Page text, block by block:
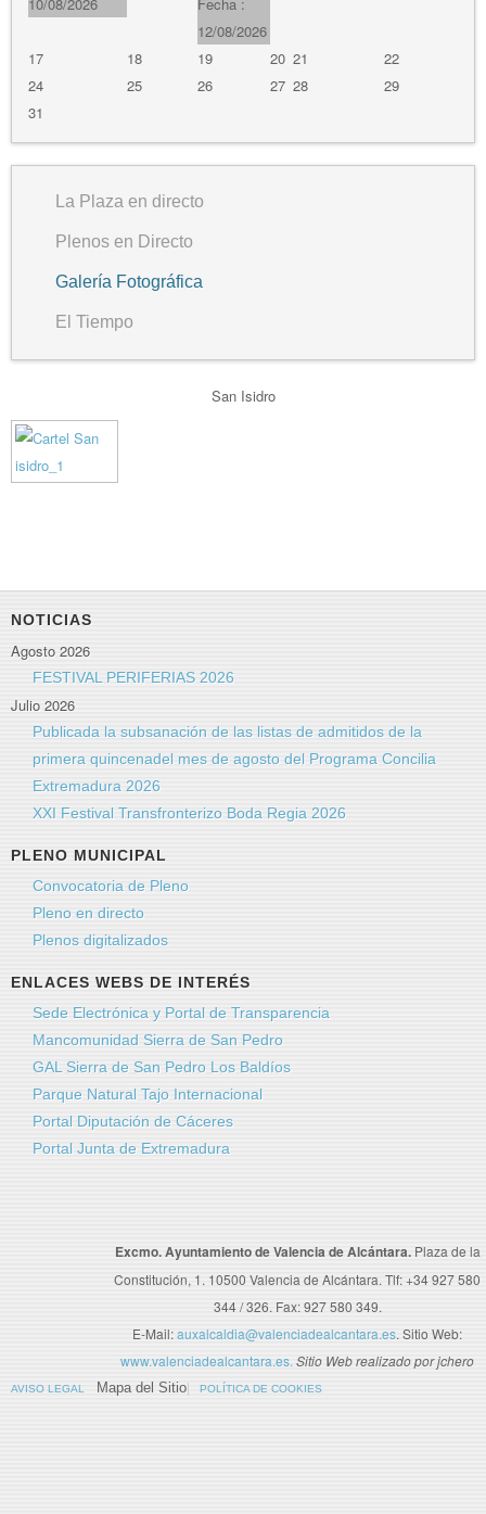
12/08/2026
17 18 19 20 21
22
24
25 26 27 28
29
31
La Plaza en directo
Plenos en Directo
Galería Fotográfica
El Tiempo
San Isidro
NOTICIAS
Agosto 2026
FESTIVAL PERIFERIAS 2026
Julio 2026
Publicada la subsanación de las listas de admitidos de la
primera quincenadel mes de agosto del Programa Concilia
Extremadura 2026
XXI Festival Transfronterizo Boda Regia 2026
PLENO MUNICIPAL
Convocatoria de Pleno
Pleno en directo
Plenos digitalizados
ENLACES WEBS DE INTERÉS
Sede Electrónica y Portal de Transparencia
Mancomunidad Sierra de San Pedro
GAL Sierra de San Pedro Los Baldíos
Parque Natural Tajo Internacional
Portal Diputación de Cáceres
Portal Junta de Extremadura
Excmo. Ayuntamiento de Valencia de Alcántara. Plaza de la
Constitución, 1. 10500 Valencia de Alcántara. Tlf: +34 927 580
344 / 326. Fax: 927 580 349.
E-Mail:auxalcaldia@valenciadealcantara.es. Sitio Web:
www.valenciadealcantara.es. Sitio Web realizado por jchero
AVISO LEGAL Mapa del Sitio POLÍTICA DE COOKIES